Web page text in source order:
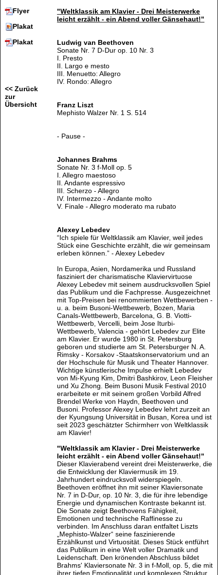
Flyer
Plakat
Plakat
<< Zurück
zur
Übersicht
"Weltklassik am Klavier - Drei Meisterwerke
leicht erzählt - ein Abend voller Gänsehaut!"
Ludwig van Beethoven
Sonate Nr. 7 D-Dur op. 10 Nr. 3
I. Presto
II. Largo e mesto
III. Menuetto: Allegro
IV. Rondo: Allegro
Franz Liszt
Mephisto Walzer Nr. 1 S. 514
- Pause -
Johannes Brahms
Sonate Nr. 3 f-Moll op. 5
I. Allegro maestoso
II. Andante espressivo
III. Scherzo - Allegro
IV. Intermezzo - Andante molto
V. Finale - Allegro moderato ma rubato
Alexey Lebedev
“Ich spiele für Weltklassik am Klavier, weil jedes
Stück eine Geschichte erzählt, die wir gemeinsam
erleben können.” - Alexey Lebedev
In Europa, Asien, Nordamerika und Russland
fasziniert der charismatische Klaviervirtuose
Alexey Lebedev mit seinem ausdrucksvollen Spiel
das Publikum und die Fachpresse. Ausgezeichnet
mit Top-Preisen bei renommierten Wettbewerben -
u. a. beim Busoni-Wettbewerb, Bozen, Maria
Canals-Wettbewerb, Barcelona, G. B. Viotti-
Wettbewerb, Vercelli, beim Jose Iturbi-
Wettbewerb, Valencia - gehört Lebedev zur Elite
am Klavier. Er wurde 1980 in St. Petersburg
geboren und studierte am St. Petersburger N. A.
Rimsky - Korsakov -Staatskonservatorium und an
der Hochschule für Musik und Theater Hannover.
Wichtige künstlerische Impulse erhielt Lebedev
von Mi-Kyung Kim, Dmitri Bashkirov, Leon Fleisher
und Xu Zhong. Beim Busoni Musik Festival 2010
erarbeitete er mit seinem großen Vorbild Alfred
Brendel Werke von Haydn, Beethoven und
Busoni. Professor Alexey Lebedev lehrt zurzeit an
der Kyungsung Universität in Busan, Korea und ist
seit 2023 geschätzter Schirmherr von Weltklassik
am Klavier!
"Weltklassik am Klavier - Drei Meisterwerke
leicht erzählt - ein Abend voller Gänsehaut!"
Dieser Klavierabend vereint drei Meisterwerke, die
die Entwicklung der Klaviermusik im 19.
Jahrhundert eindrucksvoll widerspiegeln.
Beethoven eröffnet ihn mit seiner Klaviersonate
Nr. 7 in D-Dur, op. 10 Nr. 3, die für ihre lebendige
Energie und dynamischen Kontraste bekannt ist.
Die Sonate zeigt Beethovens Fähigkeit,
Emotionen und technische Raffinesse zu
verbinden. Im Anschluss daran entfaltet Liszts
„Mephisto-Walzer“ seine faszinierende
Erzählkunst und Virtuosität. Dieses Stück entführt
das Publikum in eine Welt voller Dramatik und
Leidenschaft. Den krönenden Abschluss bildet
Brahms' Klaviersonate Nr. 3 in f-Moll, op. 5, die mit
ihrer tiefen Emotionalität und komplexen Struktur